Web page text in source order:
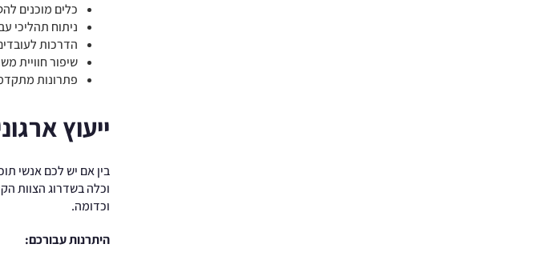
כלים מוכנים
ניתוח תהליכי
הדרכות
שיפור חוויית
פתרונות
ייעוץ
בין אם יש לכם אנשי
וכדומה.
היתרנות עבורכם: